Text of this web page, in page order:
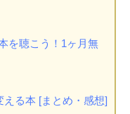
を聴こう！1ヶ月無
える本 [まとめ・感想]